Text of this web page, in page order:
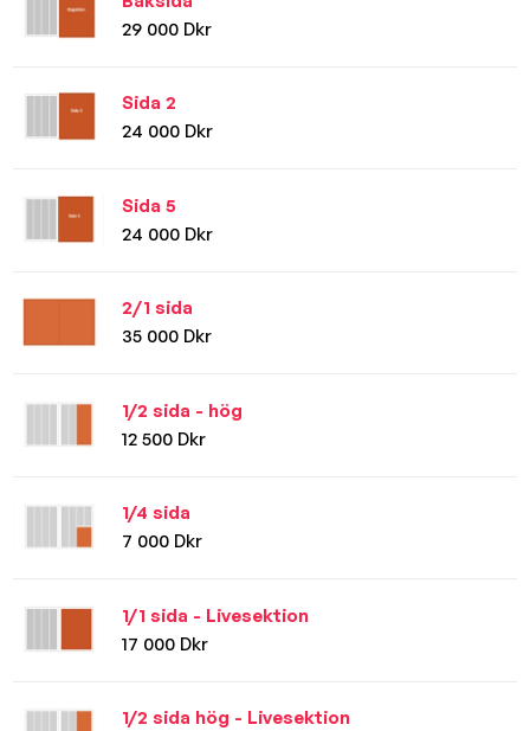
29 000 Dkr
Sida 2
24 000 Dkr
Sida 5
24 000 Dkr
2/1 sida
35 000 Dkr
1/2 sida - hög
12 500 Dkr
1/4 sida
7 000 Dkr
1/1 sida - Livesektion
17 000 Dkr
1/2 sida hög - Livesektion